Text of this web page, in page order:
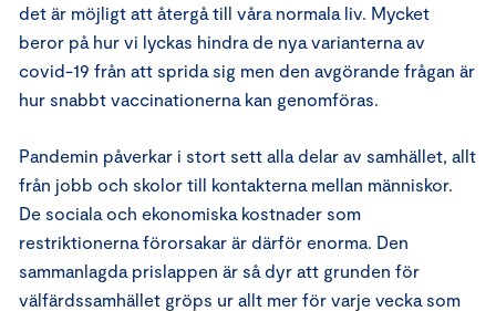
det är möjligt att återgå till våra normala liv. Mycket
beror på hur vi lyckas hindra de nya varianterna av
covid-19 från att sprida sig men den avgörande frågan är
hur snabbt vaccinationerna kan genomföras.
Pandemin påverkar i stort sett alla delar av samhället, allt
från jobb och skolor till kontakterna mellan människor.
De sociala och ekonomiska kostnader som
restriktionerna förorsakar är därför enorma. Den
sammanlagda prislappen är så dyr att grunden för
välfärdssamhället gröps ur allt mer för varje vecka som